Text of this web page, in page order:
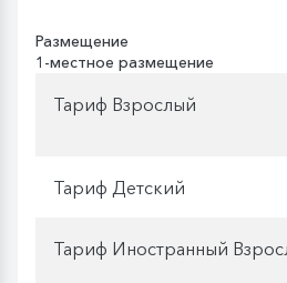
Размещение
1-местное размещение
Тариф Взрослый
Тариф Детский
Тариф Иностранный